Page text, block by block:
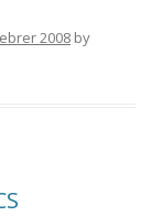
2008 by